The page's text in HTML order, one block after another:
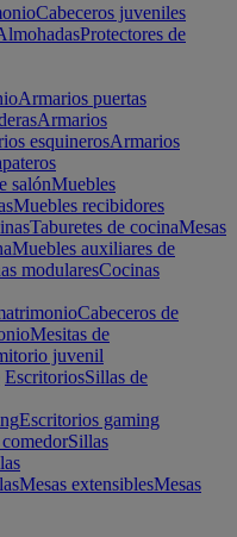
Cabeceros juveniles
Protectores de
Armarios puertas
Armarios
esquinerosArmarios
salónMuebles
Muebles recibidores
Taburetes de cocinaMesas
Muebles auxiliares de
modularesCocinas
Cabeceros de
Mesitas de
juvenil
EscritoriosSillas de
Escritorios gaming
Sillas
Mesas extensiblesMesas